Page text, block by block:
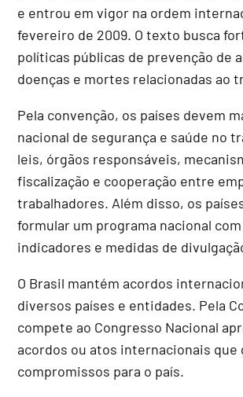
e entrou em vigor na ordem
fevereiro de 2009. O texto busca
políticas públicas de prevenção de
doenças e mortes relacionadas ao
Pela convenção, os países devem
nacional de segurança e saúde no
leis, órgãos responsáveis,
fiscalização e cooperação entre
trabalhadores. Além disso, os
formular um programa nacional
indicadores e medidas de
O Brasil mantém acordos
diversos países e entidades. Pela
compete ao Congresso Nacional
acordos ou atos internacionais que
compromissos para o país.